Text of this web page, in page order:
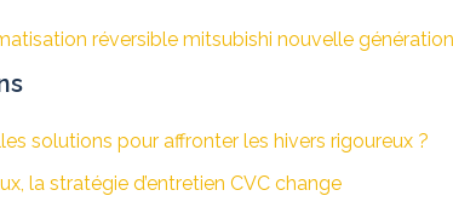
réversible mitsubishi nouvelle génération
solutions pour affronter les hivers rigoureux ?
la stratégie d’entretien CVC change